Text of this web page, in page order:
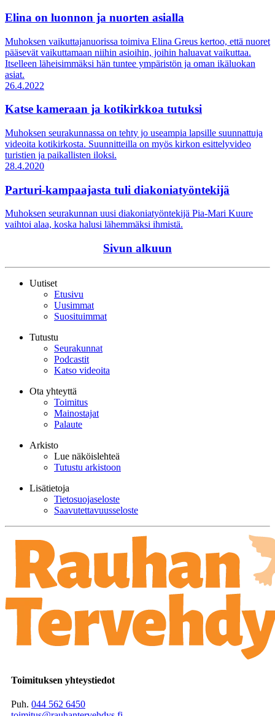
Elina on luonnon ja nuorten asialla
Muhoksen vaikuttajanuorissa toimiva Elina Greus kertoo, että nuoret
pääsevät vaikuttamaan niihin asioihin, joihin haluavat vaikuttaa.
Itselleen läheisimmäksi hän tuntee ympäristön ja oman ikäluokan
asiat.
26.4.2022
Katse kameraan ja kotikirkkoa tutuksi
Muhoksen seurakunnassa on tehty jo useampia lapsille suunnattuja
videoita kotikirkosta. Suunnitteilla on myös kirkon esittelyvideo
turistien ja paikallisten iloksi.
28.4.2020
Parturi-kampaajasta tuli diakoniatyöntekijä
Muhoksen seurakunnan uusi diakoniatyöntekijä Pia-Mari Kuure
vaihtoi alaa, koska halusi lähemmäksi ihmistä.
Sivun alkuun
Uutiset
Etusivu
Uusimmat
Suosituimmat
Tutustu
Seurakunnat
Podcastit
Katso videoita
Ota yhteyttä
Toimitus
Mainostajat
Palaute
Arkisto
Lue näköislehteä
Tutustu arkistoon
Lisätietoja
Tietosuojaseloste
Saavutettavuusseloste
Toimituksen yhteystiedot
Puh. 044 562 6450